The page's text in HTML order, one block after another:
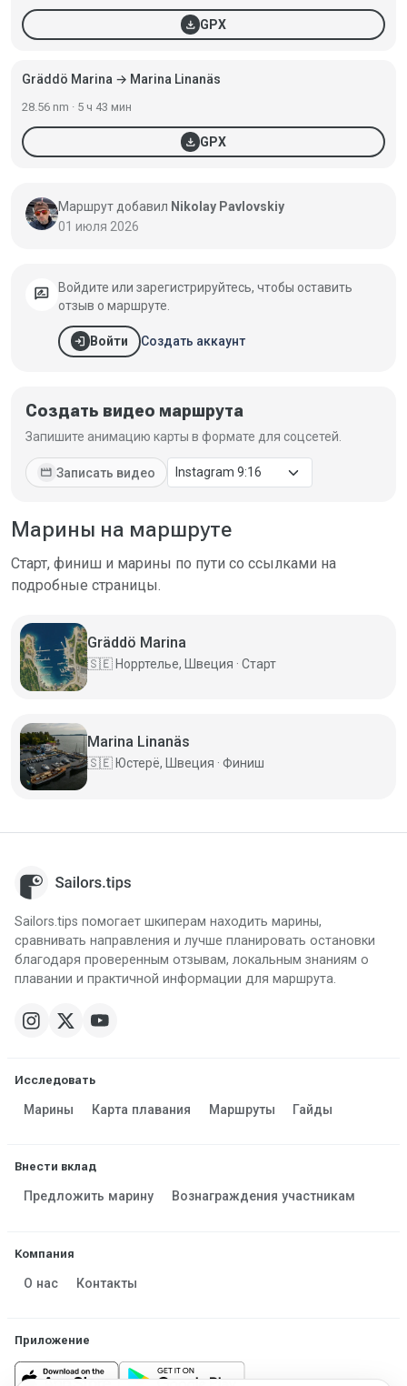
download GPX
Gräddö Marina → Marina Linanäs
28.56 nm · 5 ч 43 мин
download GPX
Маршрут добавил Nikolay Pavlovskiy
01 июля 2026
rate_review
Войдите или зарегистрируйтесь, чтобы оставить
отзыв о маршруте.
login Войти Создать аккаунт
Создать видео маршрута
Запишите анимацию карты в формате для соцсетей.
movie Записать видео
Марины на маршруте
Старт, финиш и марины по пути со ссылками на
подробные страницы.
Gräddö Marina
🇸🇪 Норртелье, Швеция · Старт
Marina Linanäs
🇸🇪 Юстерё, Швеция · Финиш
Sailors.tips помогает шкиперам находить марины,
сравнивать направления и лучше планировать остановки
благодаря проверенным отзывам, локальным знаниям о
плавании и практичной информации для маршрута.
Исследовать
Марины Карта плавания Маршруты Гайды
Внести вклад
Предложить марину Вознаграждения участникам
Компания
О нас Контакты
Приложение